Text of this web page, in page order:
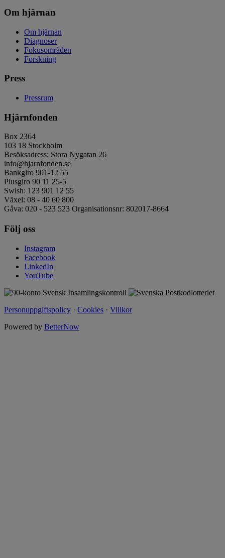
Om hjärnan
Om hjärnan
Diagnoser
Fokusområden
Forskning
Press
Pressrum
Hjärnfonden
Box 2364
103 18 Stockholm
Besöksadress: Stora Nygatan 26
info@hjarnfonden.se
Bankgiro 901-12 55
Plusgiro 90 11 25-5
Swish: 123 901 12 55
Växel: 08 - 40 60 800
Gåva: 020 - 523 523 Organisationsnr: 802017-8664
Följ oss
Instagram
Facebook
LinkedIn
YouTube
Personuppgiftspolicy · Cookies · Villkor
Powered by BetterNow